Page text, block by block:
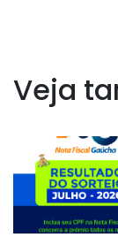
Veja